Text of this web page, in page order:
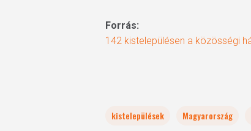
Forrás:
142 kistelepülésen a közösségi
kistelepülések Magyarország